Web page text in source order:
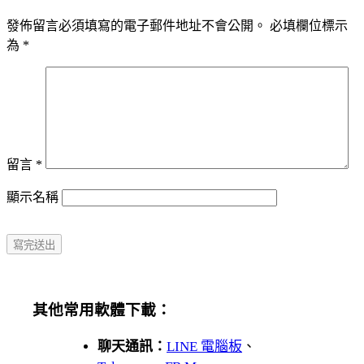
發佈留言必須填寫的電子郵件地址不會公開。 必填欄位標示
為 *
留言 *
顯示名稱
其他常用軟體下載：
聊天通訊： LINE 電腦板 、